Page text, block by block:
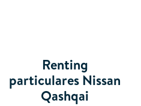
Renting
particulares Nissan
Qashqai